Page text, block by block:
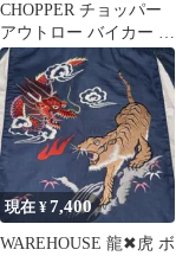
CHOPPER チョッパー
アウトロー バイカー ア
メリカン ハーレー USA
現在 ¥7,400
WAREHOUSE 龍✖︎虎 ボ